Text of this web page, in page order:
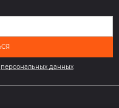
персональных данных